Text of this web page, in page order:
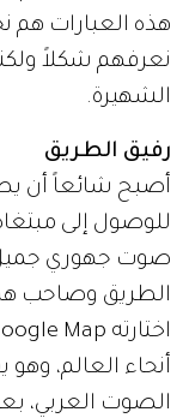
نعرفهم شكلاً
الشهيرة.
رفيق الطريق
أصبح شائعاً أن
للوصول إلى
صوت جهوري جميل
الطريق وصاحب
أنحاء العالم،
الصوت العربي،